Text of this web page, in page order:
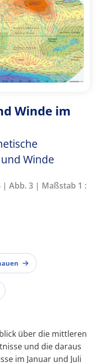
Winde im
Winde
| Abb. 3 | Maßstab 1 :
über die mittleren
und die daraus
im Januar und Juli